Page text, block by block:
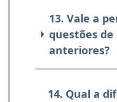
13. Vale a
questões de
anteriores?
14. Qual a